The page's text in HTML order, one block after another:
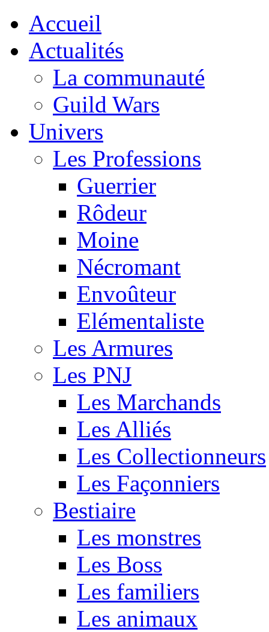
Accueil
Actualités
La communauté
Guild Wars
Univers
Les Professions
Guerrier
Rôdeur
Moine
Nécromant
Envoûteur
Elémentaliste
Les Armures
Les PNJ
Les Marchands
Les Alliés
Les Collectionneurs
Les Façonniers
Bestiaire
Les monstres
Les Boss
Les familiers
Les animaux